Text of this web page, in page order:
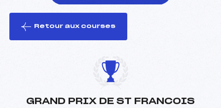
le ski
Retour aux courses
GRAND PRIX DE ST FRANCOIS